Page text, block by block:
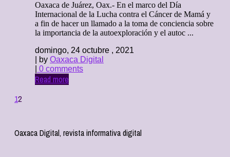
Oaxaca de Juárez, Oax.- En el marco del Día
Internacional de la Lucha contra el Cáncer de Mamá y
a fin de hacer un llamado a la toma de conciencia sobre
la importancia de la autoexploración y el autoc ...
domingo, 24 octubre , 2021
| by Oaxaca Digital
0 comments
Read more
12
Oaxaca Digital, revista informativa digital